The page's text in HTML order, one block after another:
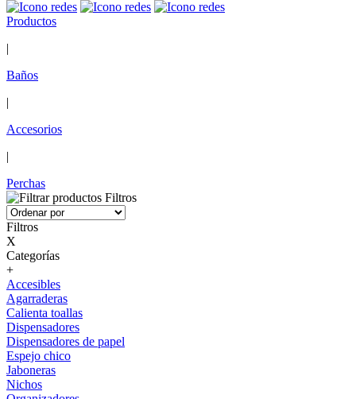
Productos
|
Baños
|
Accesorios
|
Perchas
Filtros
Filtros
X
Categorías
+
Accesibles
Agarraderas
Calienta toallas
Dispensadores
Dispensadores de papel
Espejo chico
Jaboneras
Nichos